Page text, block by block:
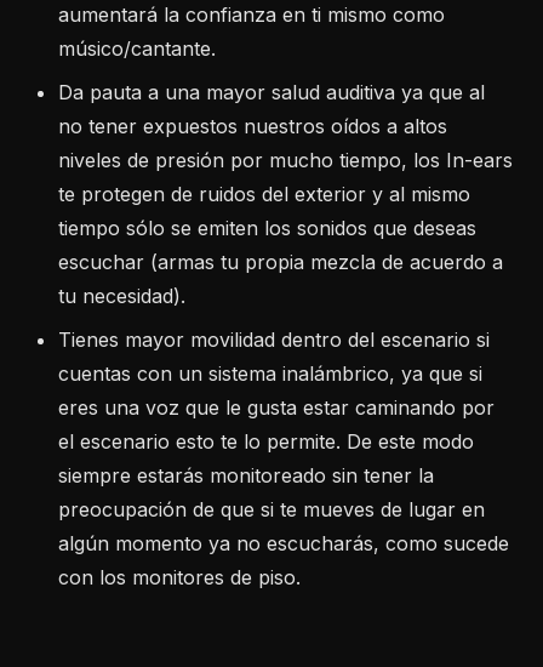
aumentará la confianza en ti mismo como
músico/cantante.
Da pauta a una mayor salud auditiva ya que al
no tener expuestos nuestros oídos a altos
niveles de presión por mucho tiempo, los In-ears
te protegen de ruidos del exterior y al mismo
tiempo sólo se emiten los sonidos que deseas
escuchar (armas tu propia mezcla de acuerdo a
tu necesidad).
Tienes mayor movilidad dentro del escenario si
cuentas con un sistema inalámbrico, ya que si
eres una voz que le gusta estar caminando por
el escenario esto te lo permite. De este modo
siempre estarás monitoreado sin tener la
preocupación de que si te mueves de lugar en
algún momento ya no escucharás, como sucede
con los monitores de piso.